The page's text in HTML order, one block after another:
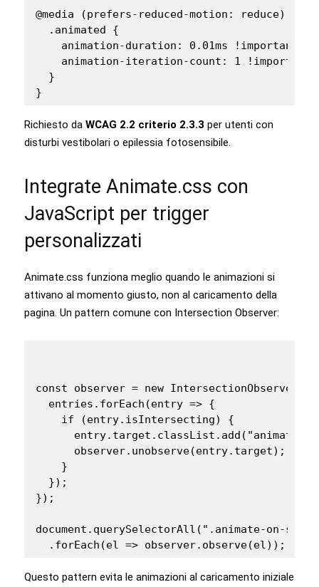
@media (prefers-reduced-motion: reduce) {
  .animated {
    animation-duration: 0.01ms !important;
    animation-iteration-count: 1 !important;
  }
}
Richiesto da WCAG 2.2 criterio 2.3.3 per utenti con
disturbi vestibolari o epilessia fotosensibile.
Integrate Animate.css con
JavaScript per trigger
personalizzati
Animate.css funziona meglio quando le animazioni si
attivano al momento giusto, non al caricamento della
pagina. Un pattern comune con Intersection Observer:
const observer = new
  entries.forEach(entry => {
    if (entry.isIntersecting) {
observer.unobserve(entry.target); //
    }
  });
});
document.querySelectorAll(".animate-on-
  .forEach(el => observer.observe(el));
Questo pattern evita le animazioni al caricamento iniziale